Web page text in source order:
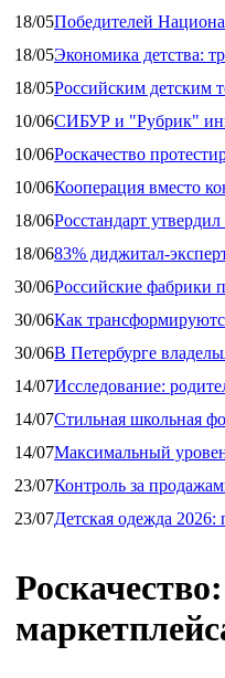
18/05Победителей
18/05Экономика детства:
18/05Российским детским
10/06СИБУР и "Рубрик"
10/06Роскачество
10/06Кооперация вместо
18/06Росстандарт
18/0683%
30/06Российские фабрики
30/06Как
30/06В Петербурге
14/07Исследование:
14/07Стильная школьная
14/07Максимальный
23/07Контроль за
23/07Детская одежда